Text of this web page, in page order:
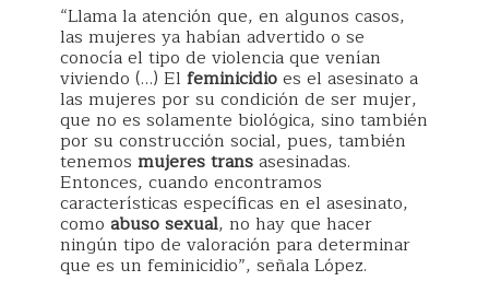
“Llama la atención que, en algunos casos,
las mujeres ya habían advertido o se
conocía el tipo de violencia que venían
viviendo (…) El feminicidioes el asesinato a
las mujeres por su condición de ser mujer,
que no es solamente biológica, sino también
por su construcción social, pues, también
tenemos mujeres transasesinadas.
Entonces, cuando encontramos
características específicas en el asesinato,
como abuso sexual, no hay que hacer
ningún tipo de valoración para determinar
que es un feminicidio”, señala López.